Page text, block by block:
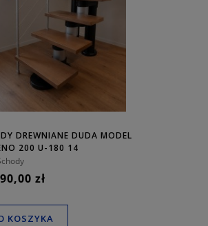
DREWNIANE DUDA MODEL
200 U-180 14
zł
KOSZYKA